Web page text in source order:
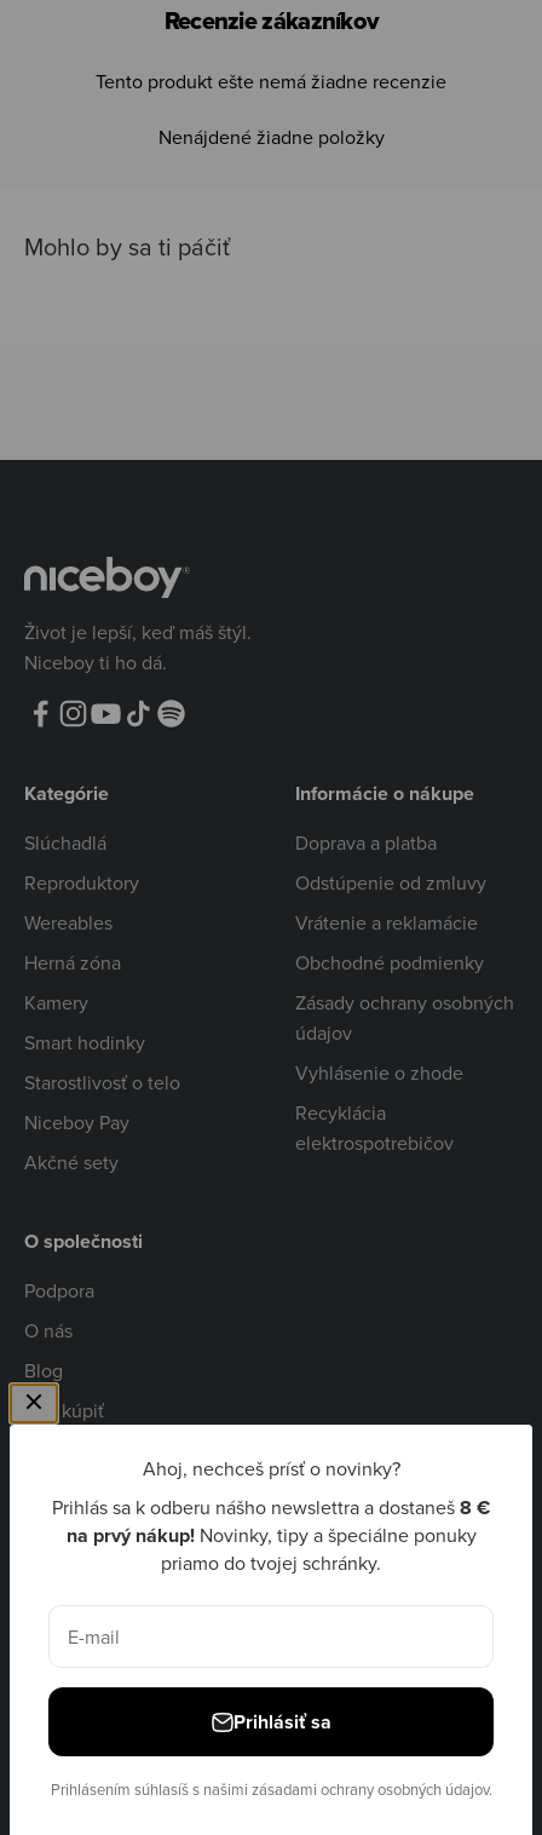
Ahoj, nechceš prísť o novinky?
Prihlás sa k odberu nášho newslettra a dostaneš8 €
na prvý nákup! Novinky, tipy a špeciálne ponuky
priamo do tvojej schránky.
E-mail
Prihlásiť sa
Prihlásením súhlasíš s našimi zásadami ochrany osobných údajov.
Recenzie zákazníkov
Tento produkt ešte nemá žiadne recenzie
Nenájdené žiadne položky
Život je lepší, keď máš štýl.
Niceboy ti ho dá.
Kategórie
Slúchadlá
Reproduktory
Wereables
Herná zóna
Kamery
Smart hodinky
Starostlivosť o telo
Niceboy Pay
Akčné sety
Informácie o nákupe
Doprava a platba
Odstúpenie od zmluvy
Vrátenie a reklamácie
Obchodné podmienky
Zásady ochrany osobných
údajov
Vyhlásenie o zhode
Recyklácia
elektrospotrebičov
O společnosti
Podpora
O nás
Blog
Kde kúpiť
Niceboy Pay
EUR €
© 2026, Niceboy · site by Ecommerce Pot